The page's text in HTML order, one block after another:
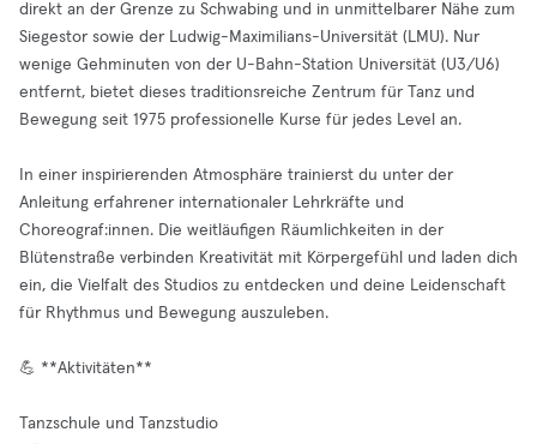
direkt an der Grenze zu Schwabing und in unmittelbarer Nähe zum
Siegestor sowie der Ludwig-Maximilians-Universität (LMU). Nur
wenige Gehminuten von der U-Bahn-Station Universität (U3/U6)
entfernt, bietet dieses traditionsreiche Zentrum für Tanz und
Bewegung seit 1975 professionelle Kurse für jedes Level an.
In einer inspirierenden Atmosphäre trainierst du unter der
Anleitung erfahrener internationaler Lehrkräfte und
Choreograf:innen. Die weitläufigen Räumlichkeiten in der
Blütenstraße verbinden Kreativität mit Körpergefühl und laden dich
ein, die Vielfalt des Studios zu entdecken und deine Leidenschaft
für Rhythmus und Bewegung auszuleben.
💪 **Aktivitäten**
Tanzschule und Tanzstudio